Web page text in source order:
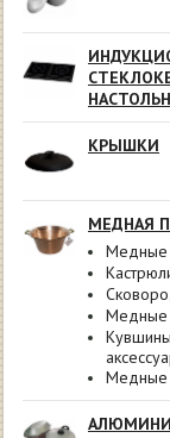
КРЫШКИ
МЕДНАЯ
Медные
Медные
Медные